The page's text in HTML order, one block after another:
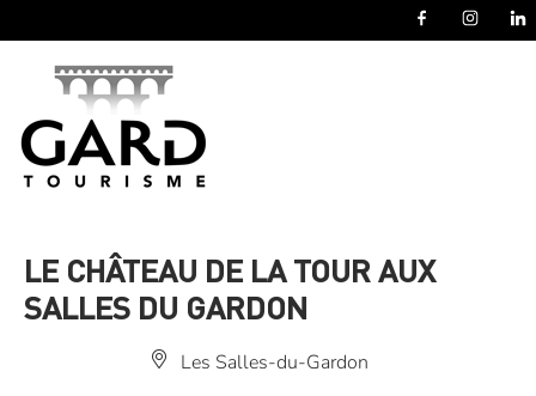
LE CHÂTEAU DE LA TOUR AUX
SALLES DU GARDON
Les Salles-du-Gardon